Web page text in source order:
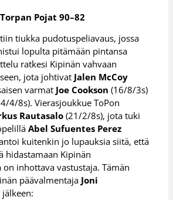
Pojat 90–82
tiukka pudotuspeliavaus, jossa
lopulta pitämään pintansa
ratkesi Kipinän vahvaan
jota johtivat Jalen McCoy
varmat Joe Cookson (16/8/3s)
4/8s). Vierasjoukkue ToPon
Rautasalo (21/2/8s), jota tuki
Abel Sufuentes Perez
kuitenkin jo lupauksia siitä, että
hidastamaan Kipinän
inhottava vastustaja. Tämän
päävalmentaja Joni